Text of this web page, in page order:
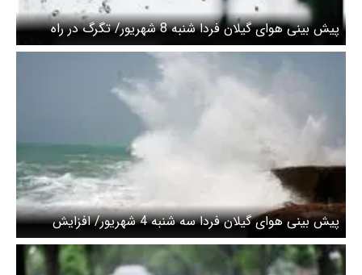
پیش بینی هوای گیلان فردا شنبه 8 شهریور/ تگرگ در راه
است
پیش بینی هوای گیلان فردا سه شنبه 4 شهریور/ افزایش
ارتفاع موج در سواحل گیلان